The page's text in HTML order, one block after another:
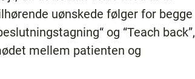
uønskede følger for begge
og “Teach back”,
mellem patienten og